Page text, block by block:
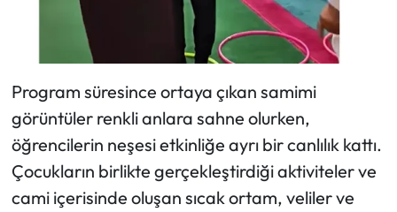
Program süresince ortaya çıkan samimi
görüntüler renkli anlara sahne olurken,
öğrencilerin neşesi etkinliğe ayrı bir canlılık kattı.
Çocukların birlikte gerçekleştirdiği aktiviteler ve
cami içerisinde oluşan sıcak ortam, veliler ve